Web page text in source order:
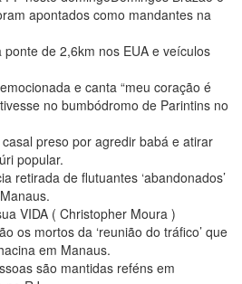
apontados como mandantes na
ponte de 2,6km nos EUA e veículos
e canta “meu coração é
no bumbódromo de Parintins no
preso por agredir babá e atirar
popular.
retirada de flutuantes ‘abandonados’
VIDA ( Christopher Moura )
os mortos da ‘reunião do tráfico’ que
em Manaus.
são mantidas reféns em